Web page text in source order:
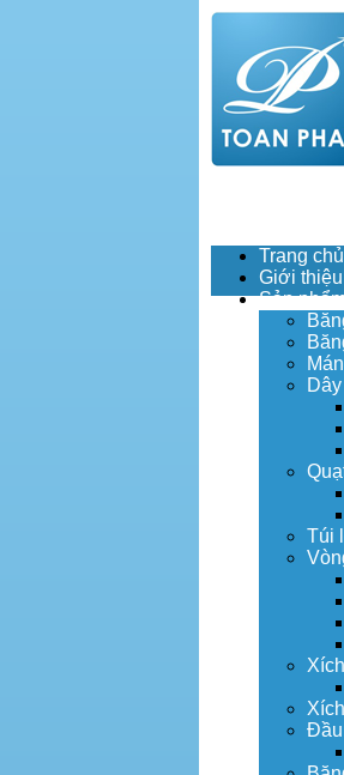
Trang chủ
Giới thiệu
Sản
Túi
Đầu